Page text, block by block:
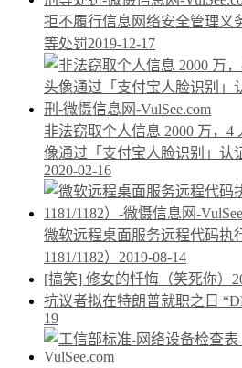
拒不履行信息网络安全管理义
等处罚2019-12-17
非法窃取个人信息 2000 万，4
像通过「支付宝人脸识别」认
2020-02-16
微软远程桌面服务远程代码执
1181/1182） 2019-08-14
[搞笑] 修女的忏悔（笑死你）
抗议者拟在特朗普就职之日
19